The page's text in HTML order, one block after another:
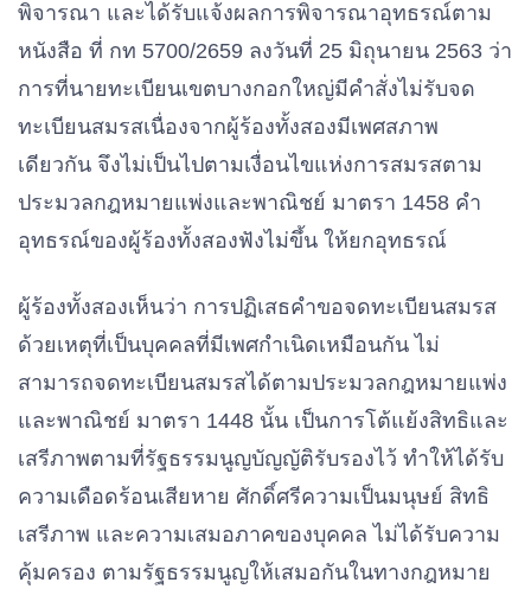
พิจารณา และได้รับแจ้งผลการพิจารณาอุทธรณ์ตาม
หนังสือ ที่ กท 5700/2659 ลงวันที่ 25 มิถุนายน 2563 ว่า
การที่นายทะเบียนเขตบางกอกใหญ่มีคําสั่งไม่รับจด
ทะเบียนสมรสเนื่องจากผู้ร้องทั้งสองมีเพศสภาพ
เดียวกัน จึงไม่เป็นไปตามเงื่อนไขแห่งการสมรสตาม
ประมวลกฎหมายแพ่งและพาณิชย์ มาตรา 1458 คํา
อุทธรณ์ของผู้ร้องทั้งสองฟังไม่ขึ้น ให้ยกอุทธรณ์
ผู้ร้องทั้งสองเห็นว่า การปฏิเสธคําขอจดทะเบียนสมรส
ด้วยเหตุที่เป็นบุคคลที่มีเพศกําเนิดเหมือนกัน ไม่
สามารถจดทะเบียนสมรสได้ตามประมวลกฎหมายแพ่ง
และพาณิชย์ มาตรา 1448 นั้น เป็นการโต้แย้งสิทธิและ
เสรีภาพตามที่รัฐธรรมนูญบัญญัติรับรองไว้ ทําให้ได้รับ
ความเดือดร้อนเสียหาย ศักดิ์ศรีความเป็นมนุษย์ สิทธิ
เสรีภาพ และความเสมอภาคของบุคคล ไม่ได้รับความ
คุ้มครอง ตามรัฐธรรมนูญให้เสมอกันในทางกฎหมาย